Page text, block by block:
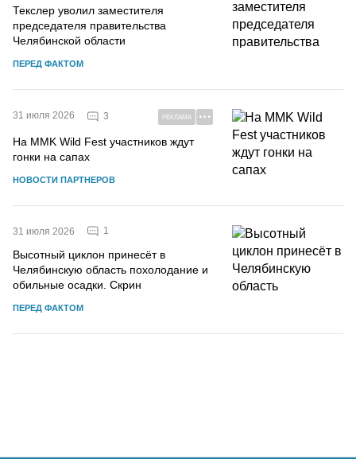
Текслер уволил заместителя
председателя правительства
Челябинской области
ПЕРЕД ФАКТОМ
31 июля 2026 3 РЕКЛАМА
На MMK Wild Fest участников ждут
гонки на сапах
НОВОСТИ ПАРТНЕРОВ
31 июля 2026 1
Высотный циклон принесёт в
Челябинскую область похолодание и
обильные осадки. Скрин
ПЕРЕД ФАКТОМ